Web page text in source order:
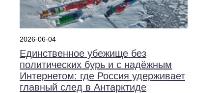
2026-06-04
Единственное убежище без
политических бурь и с надёжным
Интернетом: где Россия удерживает
главный след в Антарктиде